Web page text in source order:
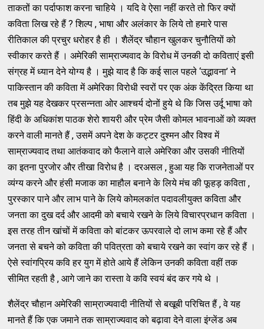
ताकतों का पर्दाफाश करना चाहिये । यदि वे ऐसा नहीं करते तो फिर क्यों
कविता लिख रहे हैं ? शिल्प , भाषा और अलंकार के लिये तो हमारे पास
रीतिकाल की प्रचुर धरोहर है ही । शैलेंद्र चौहान खुलकर चुनौतियों को
स्वीकार करते हैं । अमेरिकी साम्राज्यवाद के विरोध में उनकी दो कविताएं इसी
संग्रह में ध्यान देने योग्य है । मुझे याद है कि कई साल पहले ‘उद्भावना’ ने
पाकिस्तान की कविता में अमेरिका विरोधी स्वरों पर एक अंक केंद्रित किया था
तब मुझे यह देखकर प्रसन्नता ओर आश्चर्य दोनों हुये थे कि जिस उर्दू भाषा को
हिंदी के अधिकांश पाठक शेरो शायरी और प्रेम जैसी कोमल भावनाओं को व्यक्त
करने वाली मानते हैं , उसमें अपने देश के कट्टर दुश्मन और विश्व में
साम्राज्यवाद तथा आतंकवाद को फैलाने वाले अमेरिका और उसकी नीतियों
का इतना पुरजोर और तीखा विरोध है । दरअसल , हुआ यह कि राजनेताओं पर
व्यंग्य करने और हंसी मजाक का माहौल बनाने के लिये मंच की फूहड़ कविता ,
पुरस्कार पाने और लाभ पाने के लिये कोमलकांत पदावलीयुक्त कविता और
जनता का दुख दर्द और आदमी को बचाये रखने के लिये विचारप्रधान कविता ।
इस तरह तीन खांचों में कविता को बांटकर ऊपरवाले दो लाभ कमा रहे हैं और
जनता से बचने को कविता की पवित्रता को बचाये रखने का स्वांग कर रहे हैं ।
ऐसे स्वांगप्रिय कवि हर युग में होते आये हैं लेकिन उनकी कविता वहीं तक
सीमित रहती है , आगे जाने का रास्ता वे कवि स्वयं बंद कर गये थे ।
शैलेंद्र चौहान अमेरिकी साम्राज्यवादी नीतियों से बखूबी परिचित हैं , वे यह
मानते हैं कि एक जमाने तक साम्राज्यवाद को बढ़ावा देने वाला इंग्लेंड अब